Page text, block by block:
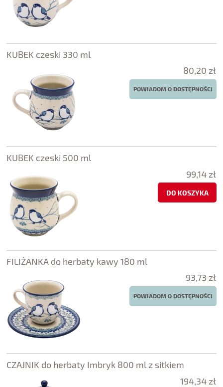
KUBEK czeski 330 ml
80,20 zł
POWIADOM O DOSTĘPNOŚCI
KUBEK czeski 500 ml
99,14 zł
DO KOSZYKA
FILIŻANKA do herbaty kawy 180 ml
93,73 zł
POWIADOM O DOSTĘPNOŚCI
CZAJNIK do herbaty Imbryk 800 ml z sitkiem
194,34 zł